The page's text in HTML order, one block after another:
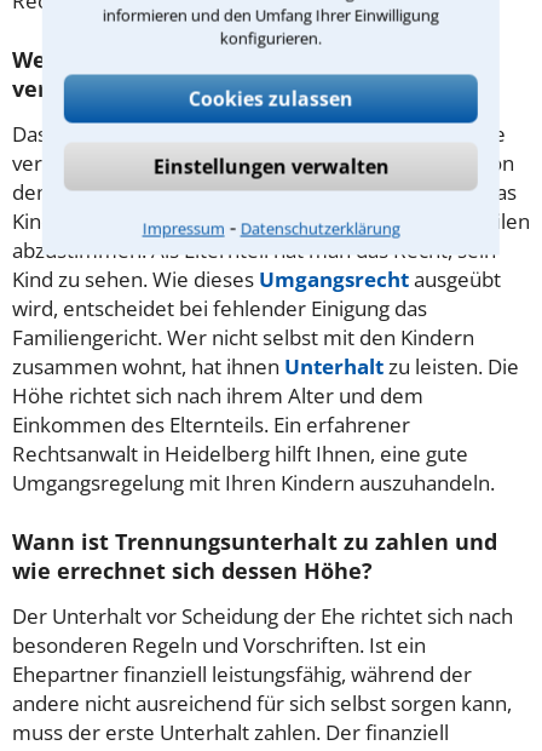
informieren und den Umfang Ihrer Einwilligung
konfigurieren.
Cookies zulassen
Einstellungen verwalten
Impressum ⁃ Datenschutzerklärung
Wer ist bei einer Trennung für die Kinder
verantwortlich?
Das
haben beide Elternteile, wenn diese
verheiratet sind. Während Alltagsentscheidungen von
dem Elternteil getroffen werden können, bei dem das
Kind wohnt, sind wichtige Fragen unter den Elternteilen
abzustimmen. Als Elternteil hat man das Recht, sein
Kind zu sehen. Wie dieses Umgangsrechtausgeübt
wird, entscheidet bei fehlender Einigung das
Familiengericht. Wer nicht selbst mit den Kindern
zusammen wohnt, hat ihnen Unterhaltzu leisten. Die
Höhe richtet sich nach ihrem Alter und dem
Einkommen des Elternteils. Ein erfahrener
Rechtsanwalt in Heidelberg hilft Ihnen, eine gute
Umgangsregelung mit Ihren Kindern auszuhandeln.
Wann ist Trennungsunterhalt zu zahlen und
wie errechnet sich dessen Höhe?
Der Unterhalt vor Scheidung der Ehe richtet sich nach
besonderen Regeln und Vorschriften. Ist ein
Ehepartner finanziell leistungsfähig, während der
andere nicht ausreichend für sich selbst sorgen kann,
muss der erste Unterhalt zahlen. Der finanziell